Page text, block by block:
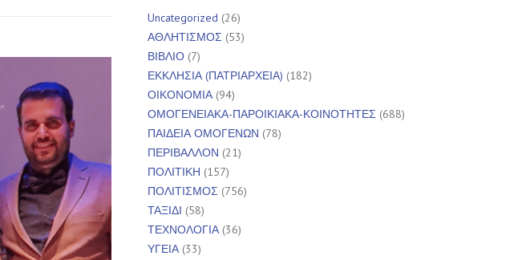
Uncategorized (26)
ΑΘΛΗΤΙΣΜΟΣ (53)
ΒΙΒΛΙΟ (7)
ΕΚΚΛΗΣΙΑ (ΠΑΤΡΙΑΡΧΕΙΑ) (182)
ΟΙΚΟΝΟΜΙΑ(94)
ΟΜΟΓΕΝΕΙΑΚΑ-ΠΑΡΟΙΚΙΑΚΑ-ΚΟΙΝΟΤΗΤΕΣ (688)
ΠΑΙΔΕΙΑ ΟΜΟΓΕΝΩΝ (78)
ΠΕΡΙΒΑΛΛΟΝ (21)
ΠΟΛΙΤΙΚΗ (157)
ΠΟΛΙΤΙΣΜΟΣ (756)
ΤΑΞΙΔΙ (58)
ΤΕΧΝΟΛΟΓΙΑ(36)
ΥΓΕΙΑ(33)